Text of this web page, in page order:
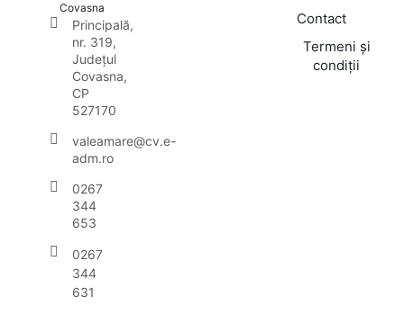
Covasna
Principală,
nr. 319,
Județul
Covasna,
CP
527170
valeamare@cv.e-
adm.ro
0267
344
653
0267
344
631
Contact
Termeni și
condiții